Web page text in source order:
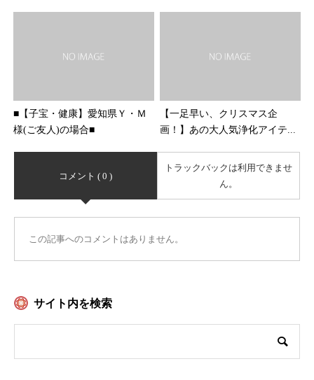
■【子宝・健康】愛知県Ｙ・Ｍ
様(ご友人)の場合■
【一足早い、クリスマス企
画！】あの大人気浄化アイテ...
コメント ( 0 )
トラックバックは利用できませ
ん。
この記事へのコメントはありません。
サイト内を検索